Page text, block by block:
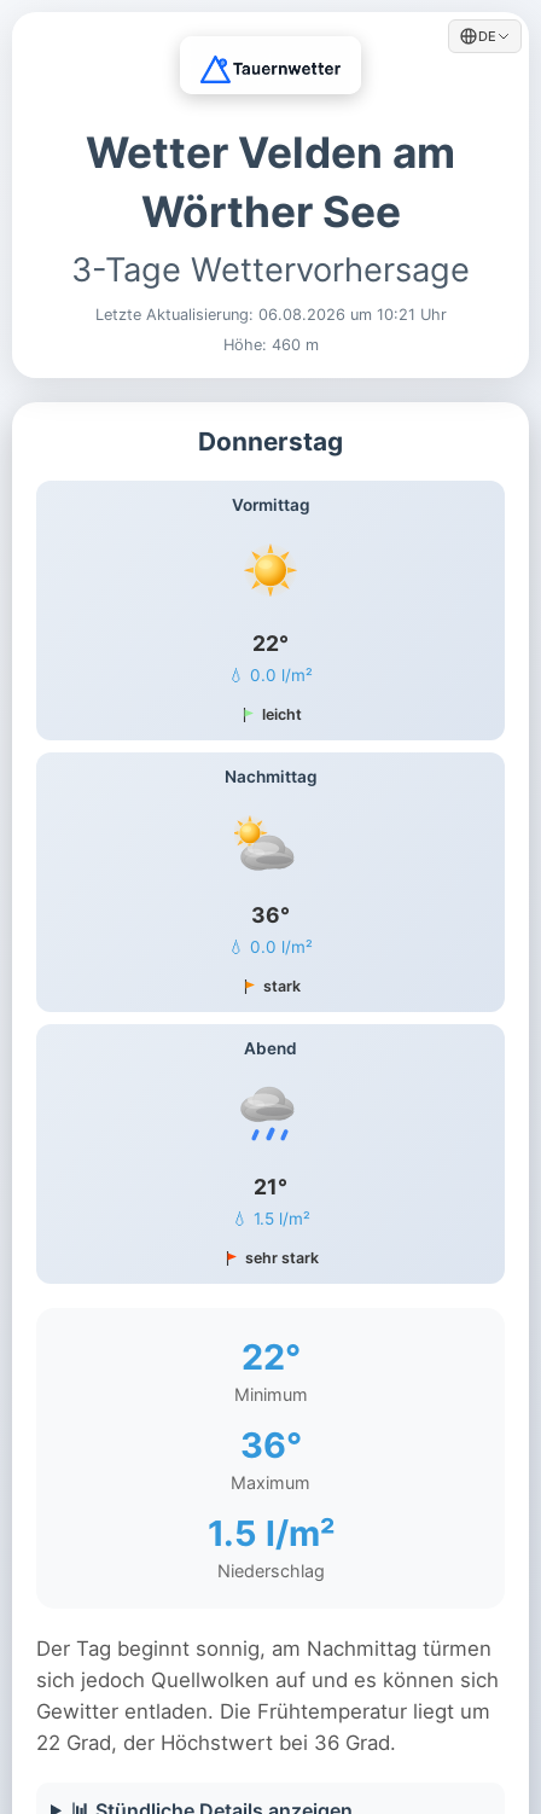
DE
Wetter Velden am
Wörther See
3-Tage Wettervorhersage
Letzte Aktualisierung: 06.08.2026 um 10:21 Uhr
Höhe: 460 m
Donnerstag
Vormittag
22°
💧 0.0 l/m²
leicht
Nachmittag
36°
💧 0.0 l/m²
stark
Abend
21°
💧 1.5 l/m²
sehr stark
22°
Minimum
36°
Maximum
1.5 l/m²
Niederschlag
Der Tag beginnt sonnig, am Nachmittag türmen
sich jedoch Quellwolken auf und es können sich
Gewitter entladen. Die Frühtemperatur liegt um
22 Grad, der Höchstwert bei 36 Grad.